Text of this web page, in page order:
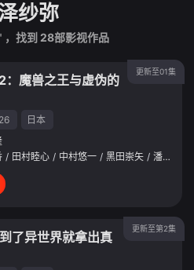
纱弥
，找到 28部影视作品
更新至01集
：魔兽之王与虚伪的
日本
/ 田村睦心 / 中村悠一 / 黑田崇矢 / 潘惠美
更新至第2集
了异世界就拿出真